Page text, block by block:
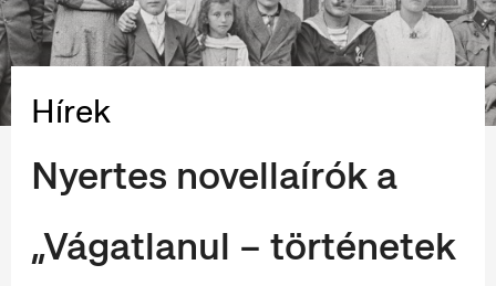
Hírek
Nyertes novellaírók a
„Vágatlanul – történetek